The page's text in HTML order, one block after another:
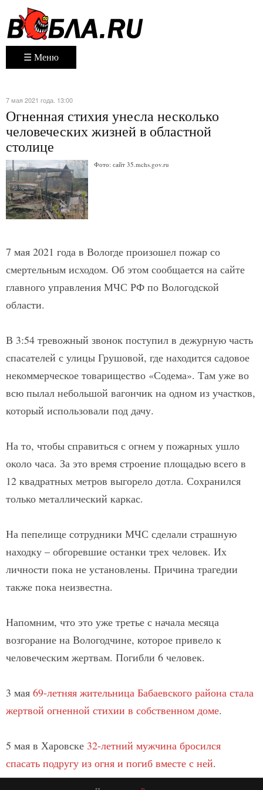
☰ Меню
7 мая 2021 года. 13:00
Огненная стихия унесла несколько
человеческих жизней в областной
столице
Фото: сайт 35.mchs.gov.ru
7 мая 2021 года в Вологде произошел пожар со
смертельным исходом. Об этом сообщается на сайте
главного управления МЧС РФ по Вологодской
области.
В 3:54 тревожный звонок поступил в дежурную часть
спасателей с улицы Грушовой, где находится садовое
некоммерческое товарищество «Содема». Там уже во
всю пылал небольшой вагончик на одном из участков,
который использовали под дачу.
На то, чтобы справиться с огнем у пожарных ушло
около часа. За это время строение площадью всего в
12 квадратных метров выгорело дотла. Сохранился
только металлический каркас.
На пепелище сотрудники МЧС сделали страшную
находку – обгоревшие останки трех человек. Их
личности пока не установлены. Причина трагедии
также пока неизвестна.
Напомним, что это уже третье с начала месяца
возгорание на Вологодчине, которое привело к
человеческим жертвам. Погибли 6 человек.
3 мая 69-летняя жительница Бабаевского района стала
жертвой огненной стихии в собственном доме.
5 мая в Харовске 32-летний мужчина бросился
спасать подругу из огня и погиб вместе с ней.